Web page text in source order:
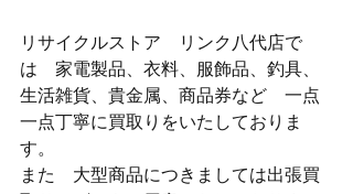
リサイクルストア　リンク八代店で
は　家電製品、衣料、服飾品、釣具、
生活雑貨、貴金属、商品券など　一点
一点丁寧に買取りをいたしておりま
す。
また　大型商品につきましては出張買